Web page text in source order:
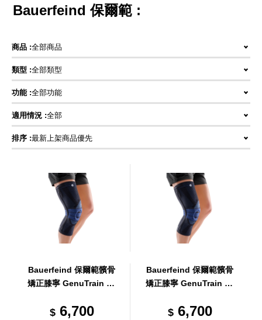
Bauerfeind 保爾範 :
商品 :全部商品
類型 :全部類型
功能 :全部功能
適用情況 :全部
排序 :最新上架商品優先
Bauerfeind 保爾範髕骨
矯正膝寧 GenuTrain P3
$6,700
Bauerfeind 保爾範髕骨
矯正膝寧 GenuTrain P3
$6,700